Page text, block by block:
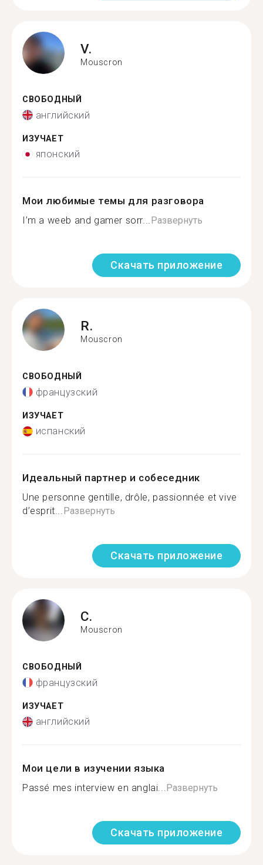
V.
Mouscron
СВОБОДНЫЙ
английский
ИЗУЧАЕТ
японский
Мои любимые темы для разговора
I’m a weeb and gamer sorr...Развернуть
Скачать приложение
R.
Mouscron
СВОБОДНЫЙ
французский
ИЗУЧАЕТ
испанский
Идеальный партнер и собеседник
Une personne gentille, drôle, passionnée et vive
d’esprit...Развернуть
Скачать приложение
C.
Mouscron
СВОБОДНЫЙ
французский
ИЗУЧАЕТ
английский
Мои цели в изучении языка
Passé mes interview en anglai...Развернуть
Скачать приложение